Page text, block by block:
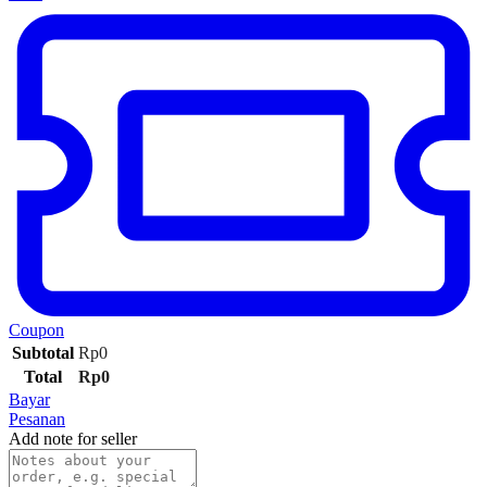
Coupon
Subtotal Rp0
Total
Rp0
Bayar
Pesanan
Add note for seller